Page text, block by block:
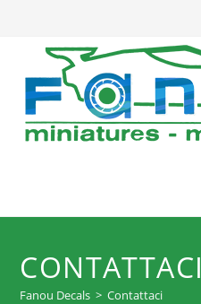
contenuto
CONTATTACI
Fanou Decals > Contattaci